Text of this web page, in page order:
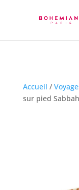
Accueil /
sur pied Sabbah